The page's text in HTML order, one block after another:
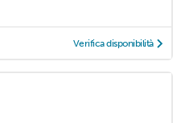
Verifica disponibilità